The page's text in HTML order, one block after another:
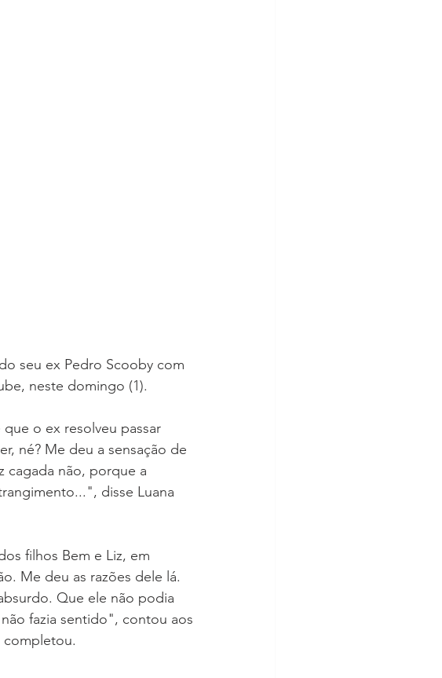
seu ex Pedro Scooby com
neste domingo (1).
o ex resolveu passar
né? Me deu a sensação de
cagada não, porque a
disse Luana
filhos Bem e Liz, em
Me deu as razões dele lá.
Que ele não podia
fazia sentido", contou aos
completou.